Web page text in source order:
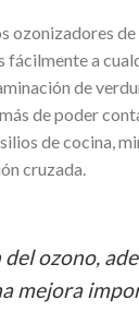
ozonizadores de
a
de
de poder
de cocina,
cruzada.
ozono,
mejora